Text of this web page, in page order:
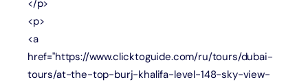
</p>
<p>
<a
href="https://www.clicktoguide.com/ru/tours/dubai-
tours/at-the-top-burj-khalifa-level-148-sky-view-